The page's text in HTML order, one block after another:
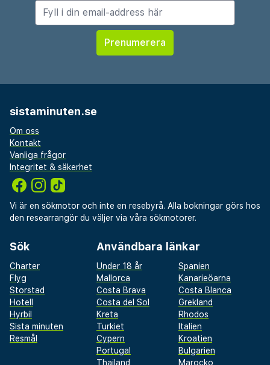
sistaminuten.se
Om oss
Kontakt
Vanliga frågor
Integritet & säkerhet
Vi är en sökmotor och inte en resebyrå. Alla bokningar görs hos
den researrangör du väljer via våra sökmotorer.
Sök
Charter
Flyg
Storstad
Hotell
Hyrbil
Sista minuten
Resmål
Användbara länkar
Under 18 år
Spanien
Mallorca
Kanarieöarna
Costa Brava
Costa Blanca
Costa del Sol
Grekland
Kreta
Rhodos
Turkiet
Italien
Cypern
Kroatien
Portugal
Bulgarien
Thailand
Marocko